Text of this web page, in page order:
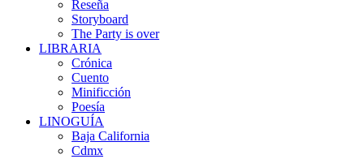
Reseña
Storyboard
The Party is over
LIBRARIA
Crónica
Cuento
Minificción
Poesía
LINOGUÍA
Baja California
Cdmx